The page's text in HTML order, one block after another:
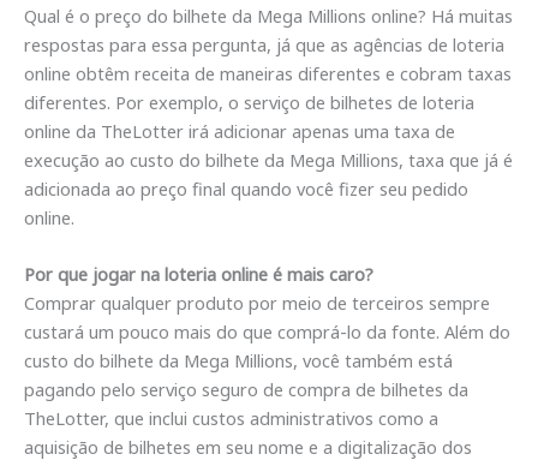
Qual é o preço do bilhete da Mega Millions online? Há muitas
respostas para essa pergunta, já que as agências de loteria
online obtêm receita de maneiras diferentes e cobram taxas
diferentes. Por exemplo, o serviço de bilhetes de loteria
online da TheLotter irá adicionar apenas uma taxa de
execução ao custo do bilhete da Mega Millions, taxa que já é
adicionada ao preço final quando você fizer seu pedido
online.
Por que jogar na loteria online é mais caro?
Comprar qualquer produto por meio de terceiros sempre
custará um pouco mais do que comprá-lo da fonte. Além do
custo do bilhete da Mega Millions, você também está
pagando pelo serviço seguro de compra de bilhetes da
TheLotter, que inclui custos administrativos como a
aquisição de bilhetes em seu nome e a digitalização dos